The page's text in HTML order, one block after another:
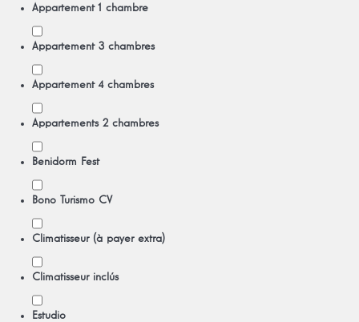
Appartement 1 chambre
Appartement 3 chambres
Appartement 4 chambres
Appartements 2 chambres
Benidorm Fest
Bono Turismo CV
Climatisseur (à payer extra)
Climatisseur inclús
Estudio